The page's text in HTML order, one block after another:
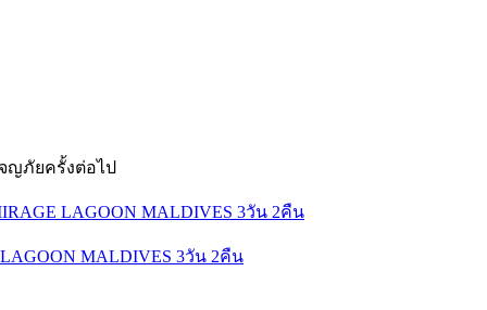
ญภัยครั้งต่อไป
MALDIVES 3วัน 2คืน